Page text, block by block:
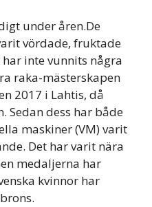
under åren.De
vördade, fruktade
inte vunnits några
raka-mästerskapen
2017 i Lahtis, då
Sedan dess har både
maskiner (VM) varit
Det har varit nära
medaljerna har
kvinnor har